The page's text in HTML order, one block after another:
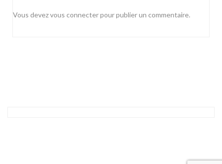
Vous devezvous connecterpour publier un commentaire.